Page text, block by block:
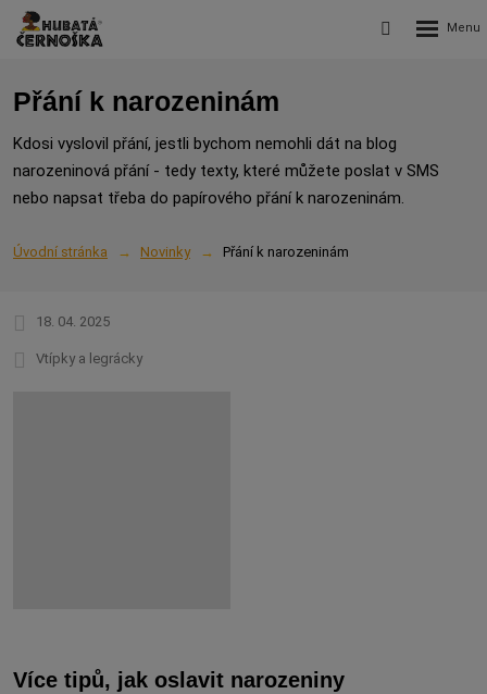
Vyhledávání
Rozbalení
Přání k narozeninám
Kdosi vyslovil přání, jestli bychom nemohli dát na blog
narozeninová přání - tedy texty, které můžete poslat v SMS
nebo napsat třeba do papírového přání k narozeninám.
Úvodní stránka Novinky Přání k narozeninám
18. 04. 2025
Vtípky a legrácky
Více tipů, jak oslavit narozeniny